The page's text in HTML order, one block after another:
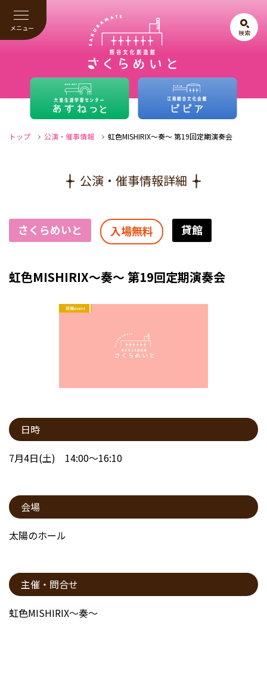
メニュー
検索
トップ 公演・催事情報 虹色MISHIRIX～奏～ 第19回定期演奏会
公演・催事情報詳細
さくらめいと 入場無料 貸館
虹色MISHIRIX～奏～ 第19回定期演奏会
日時
7月4日(土) 14:00～16:10
会場
太陽のホール
主催・問合せ
虹色MISHIRIX～奏～